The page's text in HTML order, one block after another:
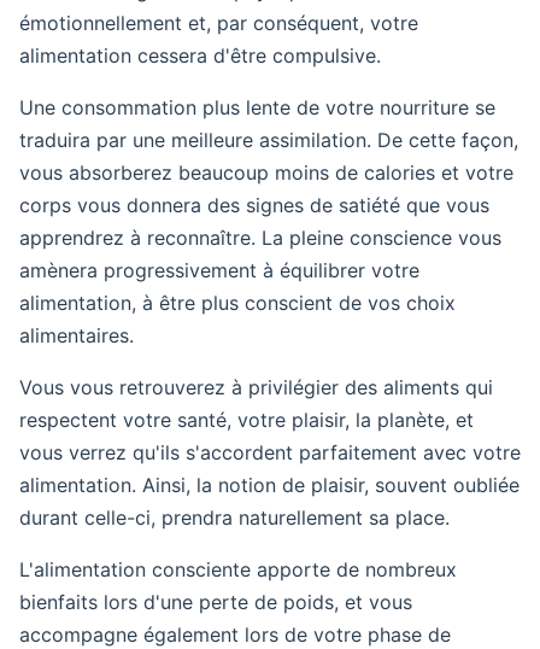
émotionnellement et, par conséquent, votre
alimentation cessera d'être compulsive.
Une consommation plus lente de votre nourriture se
traduira par une meilleure assimilation. De cette façon,
vous absorberez beaucoup moins de calories et votre
corps vous donnera des signes de satiété que vous
apprendrez à reconnaître. La pleine conscience vous
amènera progressivement à équilibrer votre
alimentation, à être plus conscient de vos choix
alimentaires.
Vous vous retrouverez à privilégier des aliments qui
respectent votre santé, votre plaisir, la planète, et
vous verrez qu'ils s'accordent parfaitement avec votre
alimentation. Ainsi, la notion de plaisir, souvent oubliée
durant celle-ci, prendra naturellement sa place.
L'alimentation consciente apporte de nombreux
bienfaits lors d'une perte de poids, et vous
accompagne également lors de votre phase de